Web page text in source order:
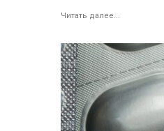
Читать далее...